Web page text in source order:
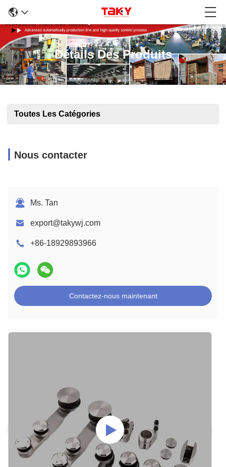
Détails Des Produits
Toutes Les Catégories
Nous contacter
Ms. Tan
export@takywj.com
+86-18929893966
Contactez-nous maintenant